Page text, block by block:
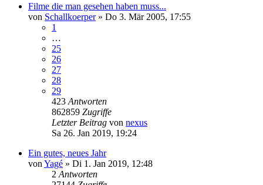
Filme die man gesehen haben muss...
von Schallkoerper» Do 3. Mär 2005, 17:55
1
…
25
26
27
28
29
423 Antworten
862859 Zugriffe
Letzter Beitrag von nexus
Sa 26. Jan 2019, 19:24
Ein gutes, neues Jahr
von Yagé » Di 1. Jan 2019, 12:48
2 Antworten